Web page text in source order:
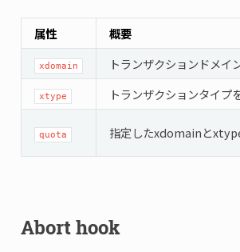
属性 概要
xdomain トランザクションドメイ
xtype トランザクションタイプ
quota 指定したxdomainと
Abort hook